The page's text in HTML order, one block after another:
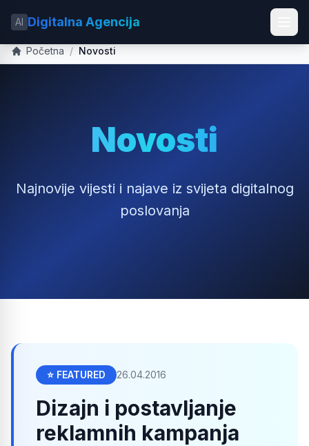
AI Digitalna Agencija
Početna / Novosti
Novosti
Najnovije vijesti i najave iz svijeta digitalnog
poslovanja
⭐ FEATURED 26.04.2016
Dizajn i postavljanje
reklamnih kampanja